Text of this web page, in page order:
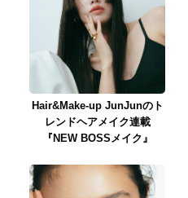
Hair&Make-up JunJunのト
レンドヘアメイク連載
『NEW BOSSメイク』